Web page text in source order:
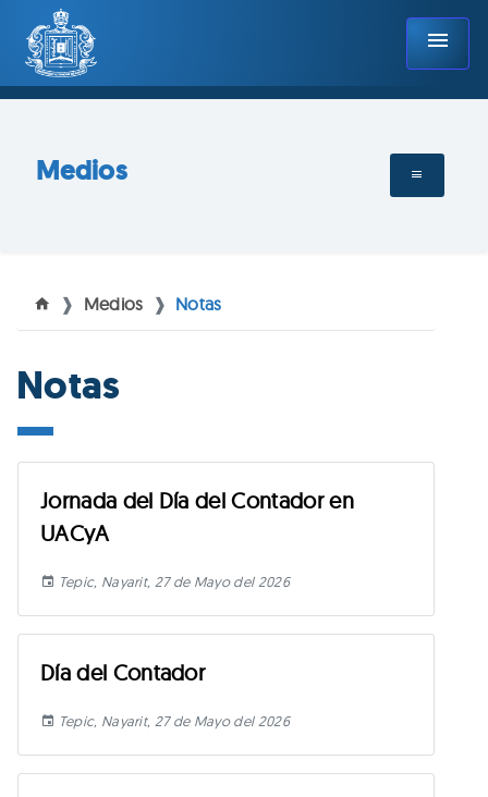
menu
Medios
Medios Notas
Notas
Jornada del Día del Contador en
UACyA
Tepic, Nayarit, 27 de Mayo del 2026
Día del Contador
Tepic, Nayarit, 27 de Mayo del 2026